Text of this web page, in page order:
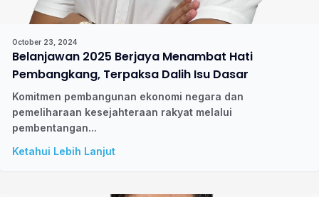
October 23, 2024
Belanjawan 2025 Berjaya Menambat Hati
Pembangkang, Terpaksa Dalih Isu Dasar
Komitmen pembangunan ekonomi negara dan
pemeliharaan kesejahteraan rakyat melalui
pembentangan...
Ketahui Lebih Lanjut